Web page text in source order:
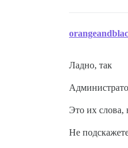
Ладно, так
Это их слова,
Не